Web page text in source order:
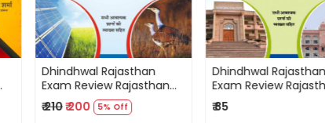
Dhindhwal Rajasthan
Exam Review Rajasthan
Ka Bhugol Evam
Arthvyavstha (राजस्थान का
₹ 210₹ 200 5% Off
Dhindhwal Rajasthan
Exam Review
Rajvyavastha
राजव्यवस्था) New
₹ 85